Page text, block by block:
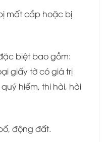
mất cắp hoặc bị
biệt bao gồm:
giấy tờ có giá trị
hiếm, thi hài, hài
động đất.